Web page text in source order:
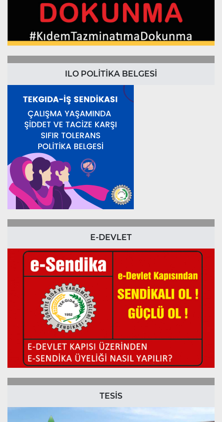
ILO POLİTİKA BELGESİ
E-DEVLET
TESİS